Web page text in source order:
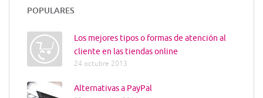
POPULARES
Los mejores tipos o formas de atención al
cliente en las tiendas online
24 octubre 2013
Alternativas a PayPal